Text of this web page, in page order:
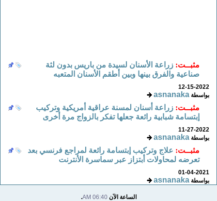
مثبــت: زراعة الأسنان لسيدة من باريس بدون لثة
صناعية والفرق بينها وبين أطقم الأسنان المتعبه
12-15-2022
بواسطةasnanaka
مثبــت: زراعة أسنان لمسنة عراقية أمريكية وتركيب
إبتسامة شبابية رائعة جعلها تفكر بالزواج مرة أخرى
11-27-2022
بواسطةasnanaka
مثبــت:
علاج وتركيب إبتسامة رائعة لمراجع فرنسي بعد
تعرضه لمحاولات أبتزاز عبر سماسرة الأنترنت
01-04-2021
بواسطةasnanaka
الساعة الآن06:40 AM
.